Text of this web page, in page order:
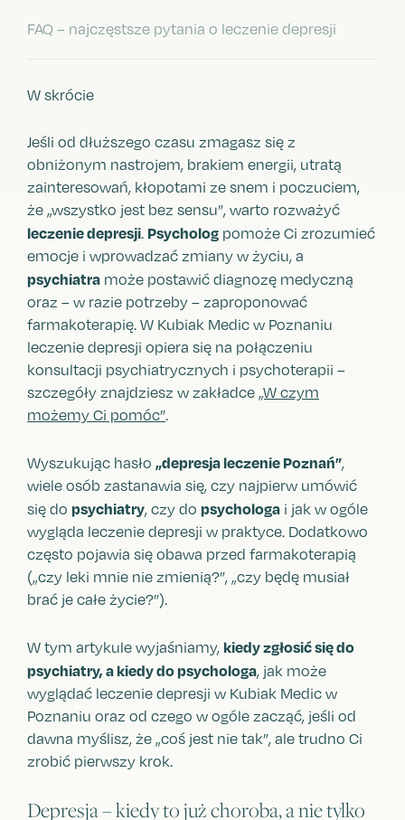
FAQ – najczęstsze pytania o leczenie depresji
W skrócie
Jeśli od dłuższego czasu zmagasz się z
obniżonym nastrojem, brakiem energii, utratą
zainteresowań, kłopotami ze snem i poczuciem,
że „wszystko jest bez sensu”, warto rozważyć
leczenie depresji. Psycholog pomoże Ci zrozumieć
emocje i wprowadzać zmiany w życiu, a
psychiatra może postawić diagnozę medyczną
oraz – w razie potrzeby – zaproponować
farmakoterapię. W Kubiak Medic w Poznaniu
leczenie depresji opiera się na połączeniu
konsultacji psychiatrycznych i psychoterapii –
szczegóły znajdziesz w zakładce „W czym
możemy Ci pomóc”.
Wyszukując hasło „depresja leczenie Poznań”,
wiele osób zastanawia się, czy najpierw umówić
się do psychiatry, czy do psychologa i jak w ogóle
wygląda leczenie depresji w praktyce. Dodatkowo
często pojawia się obawa przed farmakoterapią
(„czy leki mnie nie zmienią?”, „czy będę musiał
brać je całe życie?”).
W tym artykule wyjaśniamy, kiedy zgłosić się do
psychiatry, a kiedy do psychologa, jak może
wyglądać leczenie depresji w Kubiak Medic w
Poznaniu oraz od czego w ogóle zacząć, jeśli od
dawna myślisz, że „coś jest nie tak”, ale trudno Ci
zrobić pierwszy krok.
Depresja – kiedy to już choroba, a nie tylko